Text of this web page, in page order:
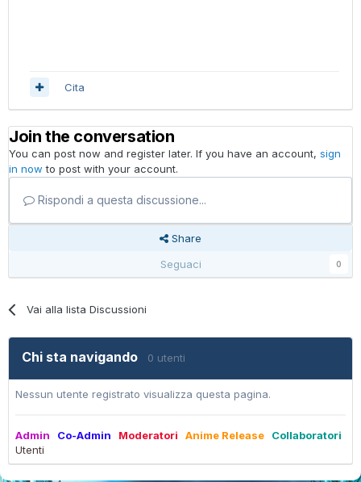
Cita
Join the conversation
You can post now and register later. If you have an account, sign
in now to post with your account.
Rispondi a questa discussione...
Share
Seguaci
0
Vai alla lista Discussioni
Chi sta navigando 0 utenti
Nessun utente registrato visualizza questa pagina.
Admin Co-Admin Moderatori Anime Release
Collaboratori
Utenti